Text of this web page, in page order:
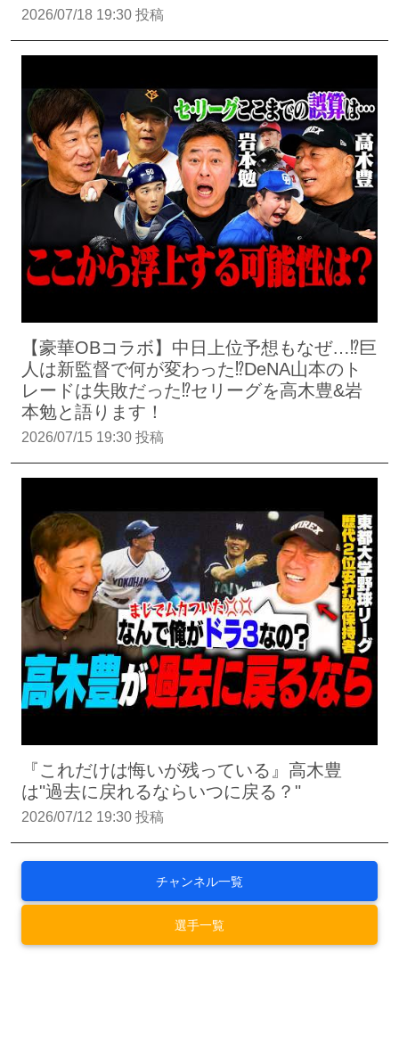
2026/07/18 19:30 投稿
【豪華OBコラボ】中日上位予想もなぜ…⁉︎巨
人は新監督で何が変わった⁉︎DeNA山本のト
レードは失敗だった⁉︎セリーグを高木豊&岩
本勉と語ります！
2026/07/15 19:30 投稿
『これだけは悔いが残っている』高木豊
は"過去に戻れるならいつに戻る？"
2026/07/12 19:30 投稿
チャンネル一覧
選手一覧